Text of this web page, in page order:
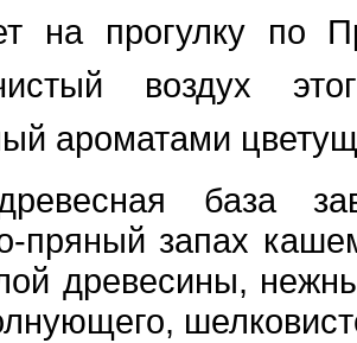
на прогулку по
воздух
ароматами
база
пряный запах
древесины,